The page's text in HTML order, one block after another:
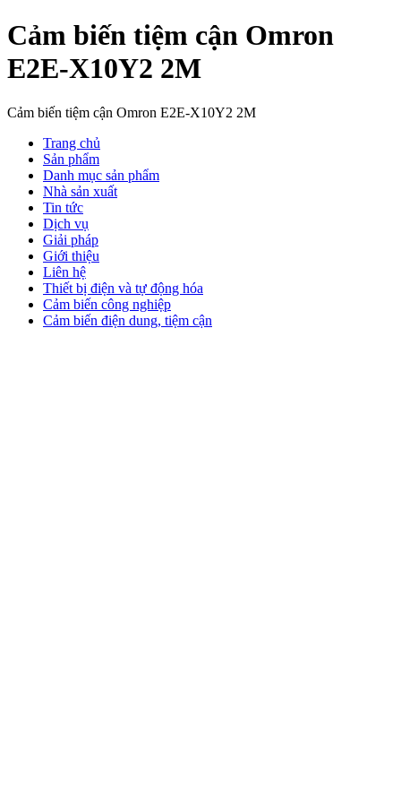
Cảm biến tiệm cận Omron
E2E-X10Y2 2M
Cảm biến tiệm cận Omron E2E-X10Y2 2M
Trang chủ
Sản phẩm
Danh mục sản phẩm
Nhà sản xuất
Tin tức
Dịch vụ
Giải pháp
Giới thiệu
Liên hệ
Thiết bị điện và tự động hóa
Cảm biến công nghiệp
Cảm biến điện dung, tiệm cận